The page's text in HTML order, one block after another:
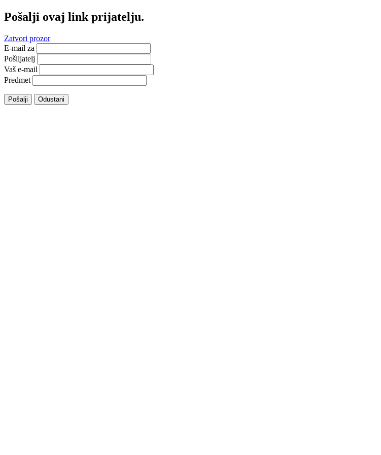
Pošalji ovaj link prijatelju.
Zatvori prozor
E-mail za
Pošiljatelj
Vaš e-mail
Predmet
Pošalji Odustani